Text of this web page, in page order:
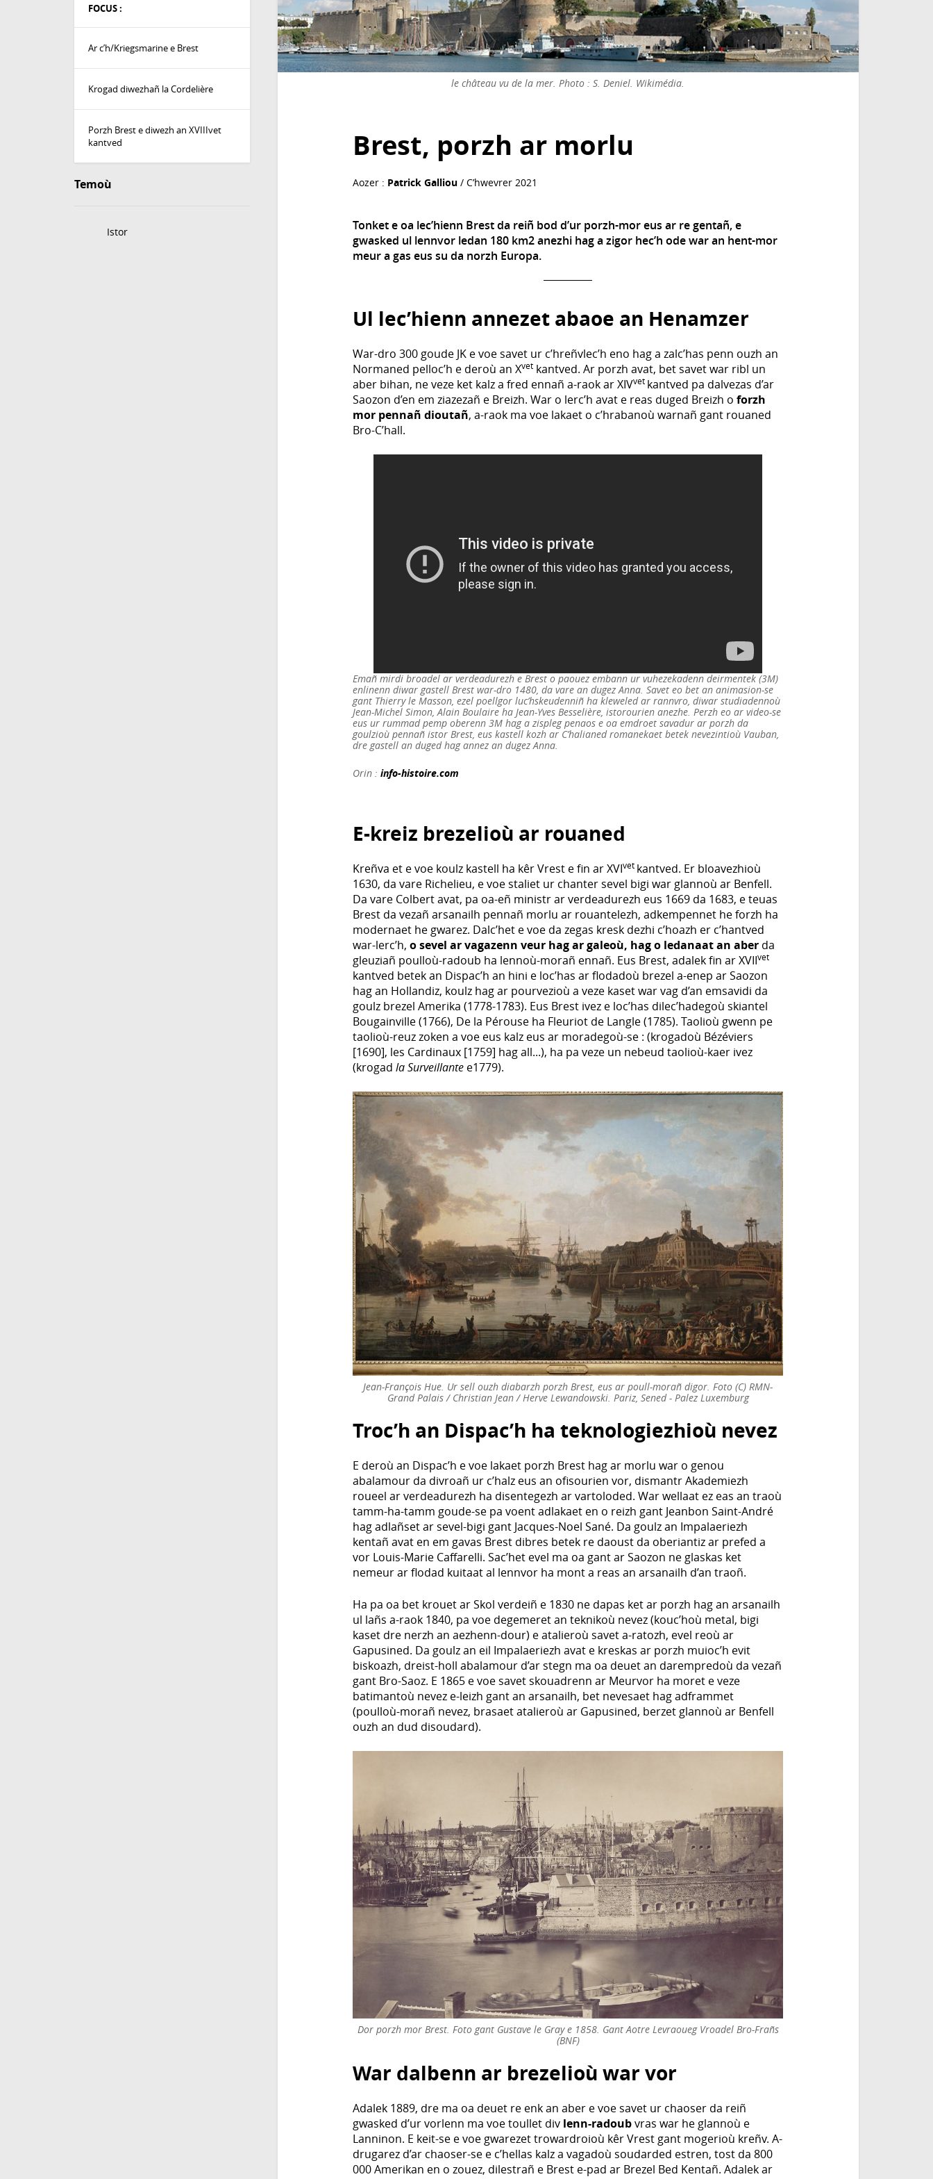
FOCUS :
Ar c’h/Kriegsmarine e Brest
Krogad diwezhañ la Cordelière
Porzh Brest e diwezh an XVIIIvet
kantved
Temoù
Istor
le château vu de la mer. Photo : S. Deniel. Wikimédia.
Brest, porzh ar morlu
Aozer : Patrick Galliou / C’hwevrer 2021
Tonket e oa lec’hienn Brest da reiñ bod d’ur porzh-mor eus ar re gentañ, e
gwasked ul lennvor ledan 180 km2 anezhi hag a zigor hec’h ode war an hent-mor
meur a gas eus su da norzh Europa.
Ul lec’hienn annezet abaoe an Henamzer
War-dro 300 goude JK e voe savet ur c’hreñvlec’h eno hag a zalc’has penn ouzh an
Normaned pelloc’h e deroù an Xvet kantved. Ar porzh avat, bet savet war ribl un
aber bihan, ne veze ket kalz a fred ennañ a-raok ar XIVvet kantved pa dalvezas d’ar
Saozon d’en em ziazezañ e Breizh. War o lerc’h avat e reas duged Breizh oforzh
mor pennañ dioutañ, a-raok ma voe lakaet o c’hrabanoù warnañ gant rouaned
Bro-C’hall.
Emañ mirdi broadel ar verdeadurezh e Brest o paouez embann ur vuhezekadenn deirmentek (3M)
enlinenn diwar gastell Brest war-dro 1480, da vare an dugez Anna. Savet eo bet an animasion-se
gant Thierry le Masson, ezel poellgor luc’hskeudenniñ ha kleweled ar rannvro, diwar studiadennoù
Jean-Michel Simon, Alain Boulaire ha Jean-Yves Besselière, istorourien anezhe. Perzh eo ar video-se
eus ur rummad pemp oberenn 3M hag a zispleg penaos e oa emdroet savadur ar porzh da
goulzioù pennañ istor Brest, eus kastell kozh ar C’halianed romanekaet betek nevezintioù Vauban,
dre gastell an duged hag annez an dugez Anna.
Orin :info-histoire.com
E-kreiz brezelioù ar rouaned
Kreñva et e voe koulz kastell ha kêr Vrest e fin ar XVIvet kantved. Er bloavezhioù
1630, da vare Richelieu, e voe staliet ur chanter sevel bigi war glannoù ar Benfell.
Da vare Colbert avat, pa oa-eñ ministr ar verdeadurezh eus 1669 da 1683, e teuas
Brest da vezañ arsanailh pennañ morlu ar rouantelezh, adkempennet he forzh ha
modernaet he gwarez. Dalc’het e voe da zegas kresk dezhi c’hoazh er c’hantved
war-lerc’h,o sevel ar vagazenn veur hag ar galeoù, hag o ledanaat an aber da
gleuziañ poulloù-radoub ha lennoù-morañ ennañ. Eus Brest, adalek fin ar XVIIvet
kantved betek an Dispac’h an hini e loc’has ar flodadoù brezel a-enep ar Saozon
hag an Hollandiz, koulz hag ar pourvezioù a veze kaset war vag d’an emsavidi da
goulz brezel Amerika (1778-1783). Eus Brest ivez e loc’has dilec’hadegoù skiantel
Bougainville (1766), De la Pérouse ha Fleuriot de Langle (1785). Taolioù gwenn pe
taolioù-reuz zoken a voe eus kalz eus ar moradegoù-se : (krogadoù Bézéviers
[1690], les Cardinaux [1759] hag all...), ha pa veze un nebeud taolioù-kaer ivez
(krogadla Surveillante e1779).
Jean-François Hue. Ur sell ouzh diabarzh porzh Brest, eus ar poull-morañ digor. Foto (C) RMN-
Grand Palais / Christian Jean / Herve Lewandowski. Pariz, Sened - Palez Luxemburg
Troc’h an Dispac’h ha teknologiezhioù nevez
E deroù an Dispac’h e voe lakaet porzh Brest hag ar morlu war o genou
abalamour da divroañ ur c’halz eus an ofisourien vor, dismantr Akademiezh
roueel ar verdeadurezh ha disentegezh ar vartoloded. War wellaat ez eas an traoù
tamm-ha-tamm goude-se pa voent adlakaet en o reizh gant Jeanbon Saint-André
hag adlañset ar sevel-bigi gant Jacques-Noel Sané. Da goulz an Impalaeriezh
kentañ avat en em gavas Brest dibres betek re daoust da oberiantiz ar prefed a
vor Louis-Marie Caffarelli. Sac’het evel ma oa gant ar Saozon ne glaskas ket
nemeur ar flodad kuitaat al lennvor ha mont a reas an arsanailh d’an traoñ.
Ha pa oa bet krouet ar Skol verdeiñ e 1830 ne dapas ket ar porzh hag an arsanailh
ul lañs a-raok 1840, pa voe degemeret an teknikoù nevez (kouc’hoù metal, bigi
kaset dre nerzh an aezhenn-dour) e atalieroù savet a-ratozh, evel reoù ar
Gapusined. Da goulz an eil Impalaeriezh avat e kreskas ar porzh muioc’h evit
biskoazh, dreist-holl abalamour d’ar stegn ma oa deuet an darempredoù da vezañ
gant Bro-Saoz. E 1865 e voe savet skouadrenn ar Meurvor ha moret e veze
batimantoù nevez e-leizh gant an arsanailh, bet nevesaet hag adframmet
(poulloù-morañ nevez, brasaet atalieroù ar Gapusined, berzet glannoù ar Benfell
ouzh an dud disoudard).
Dor porzh mor Brest. Foto gant Gustave le Gray e 1858. Gant Aotre Levraoueg Vroadel Bro-Frañs
(BNF)
War dalbenn ar brezelioù war vor
Adalek 1889, dre ma oa deuet re enk an aber e voe savet ur chaoser da reiñ
gwasked d’ur vorlenn ma voe toullet div lenn-radoubvras war he glannoù e
Lanninon. E keit-se e voe gwarezet trowardroioù kêr Vrest gant mogerioù kreñv. A-
drugarez d’ar chaoser-se e c’hellas kalz a vagadoù soudarded estren, tost da 800
000 Amerikan en o zouez, dilestrañ e Brest e-pad ar Brezel Bed Kentañ. Adalek ar